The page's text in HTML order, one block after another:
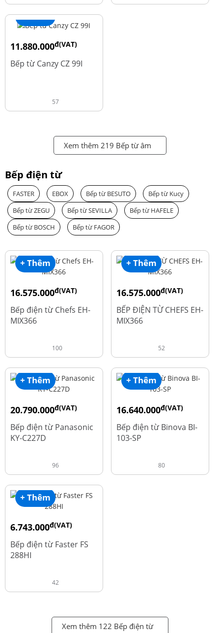
+ Thêm
11.880.000đ(VAT)
13.980.000
Bếp từ Canzy CZ 99I
57
Xem thêm 219 Bếp từ âm
Bếp điện từ
FASTER EBOX Bếp từ BESUTO
Bếp từ Kucy
Bếp từ ZEGU
Bếp từ SEVILLA
Bếp từ HAFELE
Bếp từ BOSCH
Bếp từ FAGOR
+ Thêm
16.575.000đ(VAT)
19.500.000
Bếp điện từ Chefs EH-
MIX366
100
+ Thêm
16.575.000đ(VAT)
19.500.000
BẾP ĐIỆN TỪ CHEFS EH-
MIX366
52
+ Thêm
20.790.000đ(VAT)
25.990.000
Bếp điện từ Panasonic
KY-C227D
96
+ Thêm
16.640.000đ(VAT)
20.800.000
Bếp điện từ Binova BI-
103-SP
80
+ Thêm
6.743.000đ(VAT)
8.990.000
Bếp điện từ Faster FS
288HI
42
Xem thêm 122 Bếp điện từ